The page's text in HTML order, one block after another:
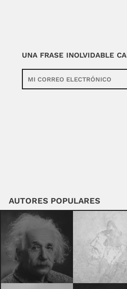
UNA FRASE INOLVIDABLE
AUTORES POPULARES